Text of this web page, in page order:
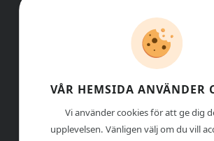
info@nordenhydraulic.se
Org-nr: 556531-8424
VÅR HEMSIDA ANVÄNDER
Vi använder cookies för att ge dig
upplevelsen. Vänligen välj om du vill